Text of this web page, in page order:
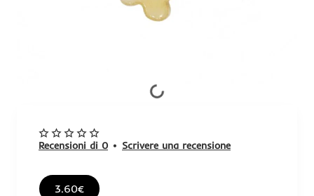
Recensioni di 0 • Scrivere una recensione
3.60€